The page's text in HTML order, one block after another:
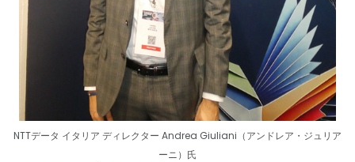
NTTデータ イタリア ディレクター Andrea Giuliani（アンドレア・ジュリア
ーニ）氏